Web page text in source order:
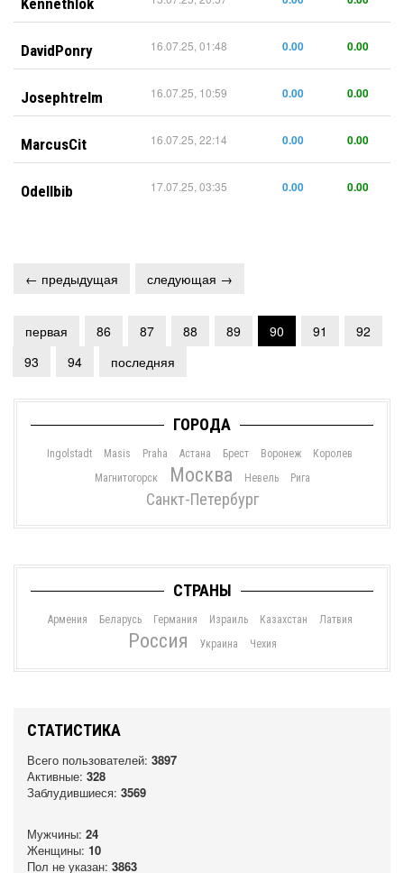
Kennethlok
DavidPonry 16.07.25, 01:48 0.00 0.00
Josephtrelm 16.07.25, 10:59 0.00 0.00
MarcusCit 16.07.25, 22:14 0.00 0.00
Odellbib 17.07.25, 03:35 0.00 0.00
← предыдущая следующая →
первая 86 87 88 89 90 91
92
93
94 последняя
ГОРОДА
Ingolstadt Masis Praha Астана Брест Воронеж
Королев
Магнитогорск
Москва Невель Рига
Санкт-Петербург
СТРАНЫ
Армения Беларусь Германия Израиль Казахстан Латвия
Россия Украина Чехия
СТАТИСТИКА
Всего пользователей: 3897
Активные: 328
Заблудившиеся: 3569
Мужчины: 24
Женщины: 10
Пол не указан: 3863